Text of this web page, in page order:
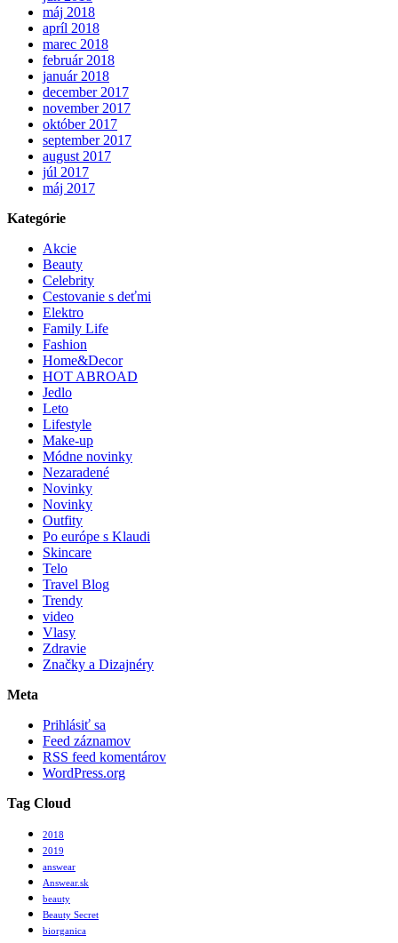
máj 2018
apríl 2018
marec 2018
február 2018
január 2018
december 2017
november 2017
október 2017
september 2017
august 2017
júl 2017
máj 2017
Kategórie
Akcie
Beauty
Celebrity
Cestovanie s deťmi
Elektro
Family Life
Fashion
Home&Decor
HOT ABROAD
Jedlo
Leto
Lifestyle
Make-up
Módne novinky
Nezaradené
Novinky
Novinky
Outfity
Po európe s Klaudi
Skincare
Telo
Travel Blog
Trendy
video
Vlasy
Zdravie
Značky a Dizajnéry
Meta
Prihlásiť sa
Feed záznamov
RSS feed komentárov
WordPress.org
Tag Cloud
2018
2019
answear
Answear.sk
beauty
Beauty Secret
biorganica